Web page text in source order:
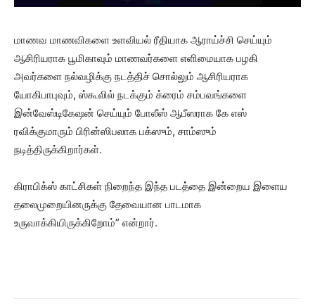
மாணவ மாணவிகளை உளவியல் ரீதியாக ஆராய்ச்சி செய்யும்
ஆசிரியராக பூமிகாவும் மாணவர்களை எளிமையாக பழகி
அவர்களை நல்வழிக்கு நடத்திச் சொல்லும் ஆசிரியராக
யோகிபாபுவும், ஸ்கூலில் நடக்கும் க்ரைம் சம்பவங்களை
இன்வேஸ்டிகேஷன் செய்யும் போலீஸ் ஆபீஸராக கே எஸ்
ரவிக்குமாரும் பிரின்ஸிபலாக பக்ஸும், சாம்ஸும்
நடித்திருக்கிறார்கள்.
கிராபிக்ஸ் காட்சிகள் நிறைந்த இந்த படத்தை இன்றைய இளைய
தலைமுறையினருக்கு தேவையான பாடமாக
உருவாக்கியிருக்கிறோம்” என்றார்.